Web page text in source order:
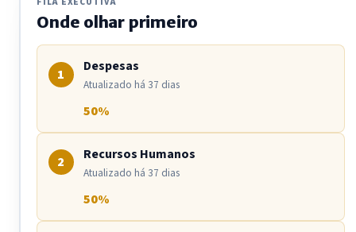
Licitações
100% 555
Contratos
100% 433
Recursos Humanos
Convênios
50%
Planejamento
Obras Públicas
50%
102
Saúde
50%
17
Educação
50%
Onde olhar primeiro
1 Despesas
Atualizado há 37 dias
50%
2 Recursos Humanos
Atualizado há 37 dias
50%